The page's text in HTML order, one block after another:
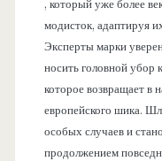
, который уже более
модисток, адаптируя
Эксперты марки
носить головной убор
которое возвращает в
европейского шика.
особых случаев и
продолжением